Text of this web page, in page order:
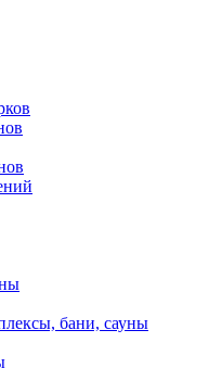
бани, сауны